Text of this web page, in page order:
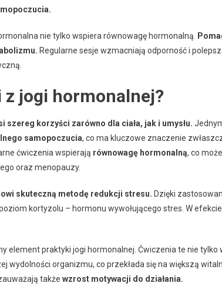
nie tylko wspiera równowagę hormonalną.
Regularne sesje wzmacniają odporność i
z jogi hormonalnej?
korzyści zarówno dla ciała, jak i umysłu.
samopoczucia, co ma kluczowe znaczenie
ćwiczenia wspierają równowagę hormonalną, co
oraz menopauzy.
skuteczną metodę redukcji stresu. Dzięki
kortyzolu – hormonu wywołującego stres. W
element praktyki jogi hormonalnej. Ćwiczenia te nie
wydolności organizmu, co przekłada się na większą
także wzrost motywacji do działania.